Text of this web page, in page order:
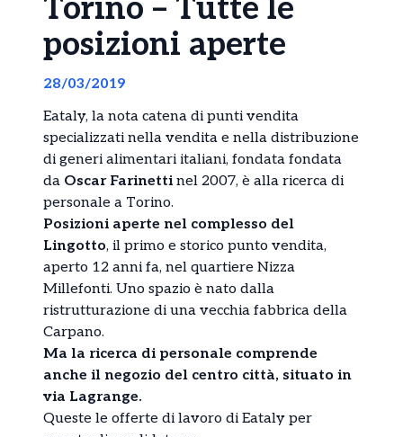
Torino – Tutte le
posizioni aperte
28/03/2019
Eataly, la nota catena di punti vendita
specializzati nella vendita e nella distribuzione
di generi alimentari italiani, fondata fondata
da Oscar Farinetti nel 2007, è alla ricerca di
personale a Torino.
Posizioni aperte nel complesso del
Lingotto, il primo e storico punto vendita,
aperto 12 anni fa, nel quartiere Nizza
Millefonti. Uno spazio è nato dalla
ristrutturazione di una vecchia fabbrica della
Carpano.
Ma la ricerca di personale comprende
anche il negozio del centro città, situato in
via Lagrange.
Queste le offerte di lavoro di Eataly per